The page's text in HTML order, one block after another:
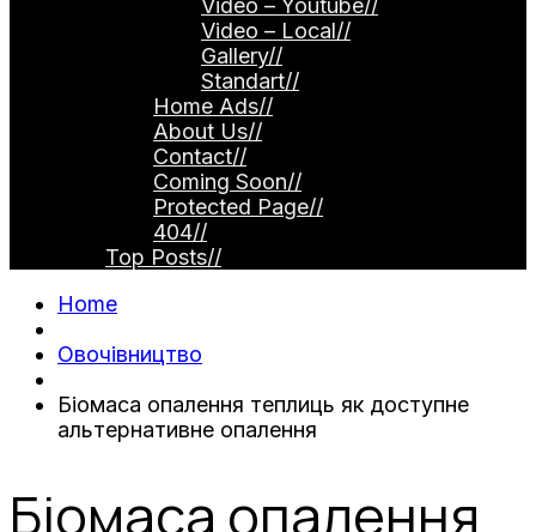
Video – Youtube//
Video – Local//
Gallery//
Standart//
Home Ads//
About Us//
Contact//
Coming Soon//
Protected Page//
404//
Top Posts//
Home
Овочівництво
Біомаса опалення теплиць як доступне
альтернативне опалення
Біомаса опалення